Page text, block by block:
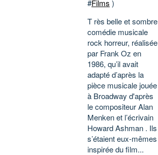
#Films )
T rès belle et sombre
comédie musicale
rock horreur, réalisée
par Frank Oz en
1986, qu’il avait
adapté d’après la
pièce musicale jouée
à Broadway d'après
le compositeur Alan
Menken et l’écrivain
Howard Ashman . Ils
s’étaient eux-mêmes
inspirée du film...